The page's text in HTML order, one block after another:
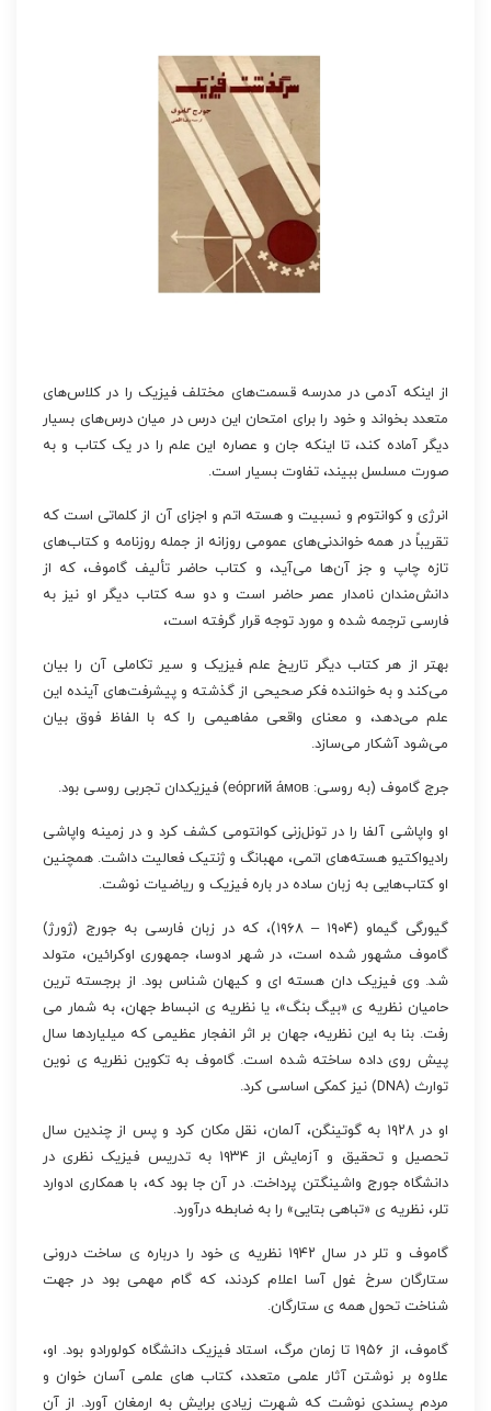
از اینکه آدمی در مدرسه قسمت‌های مختلف فیزیک را در کلاس‌های
متعدد بخواند و خود را برای امتحان این درس در میان درس‌های بسیار
دیگر آماده کند، تا اینکه جان و عصاره این علم را در یک کتاب و به
صورت مسلسل ببیند، تفاوت بسیار است.
انرژی و کوانتوم و نسبیت و هسته اتم و اجزای آن از کلماتی است که
تقریباً در همه خواندنی‌های عمومی روزانه از جمله روزنامه و کتاب‌های
تازه چاپ و جز آن‌ها می‌آید، و کتاب حاضر تألیف گاموف، که از
دانش‌مندان نامدار عصر حاضر است و دو سه کتاب دیگر او نیز به
فارسی ترجمه شده و مورد توجه قرار گرفته است،
بهتر از هر کتاب دیگر تاریخ علم فیزیک و سیر تکاملی آن را بیان
می‌کند و به خواننده فکر صحیحی از گذشته و پیشرفت‌های آینده این
علم می‌دهد، و معنای واقعی مفاهیمی را که با الفاظ فوق بیان
می‌شود آشکار می‌سازد.
جرج گاموف (به روسی: ео́ргий а́мов) فیزیکدان تجربی روسی بود.
او واپاشی آلفا را در تونل‌زنی کوانتومی کشف کرد و در زمینه واپاشی
رادیواکتیو هسته‌های اتمی، مهبانگ و ژنتیک فعالیت داشت. همچنین
او کتاب‌هایی به زبان ساده در باره فیزیک و ریاضیات نوشت.
گیورگی گیماو (۱۹۰۴ – ۱۹۶۸)، که در زبان فارسی به جورج (ژورژ)
گاموف مشهور شده است، در شهر ادوسا، جمهوری اوکرائین، متولد
شد. وی فیزیک دان هسته ای و کیهان شناس بود. از برجسته ترین
حامیان نظریه ی «بیگ بنگ»، یا نظریه ی انبساط جهان، به شمار می
رفت. بنا به این نظریه، جهان بر اثر انفجار عظیمی که میلیاردها سال
پیش روی داده ساخته شده است. گاموف به تکوین نظریه ی نوین
توارث (DNA) نیز کمکی اساسی کرد.
او در ۱۹۲۸ به گوتینگن، آلمان، نقل مکان کرد و پس از چندین سال
تحصیل و تحقیق و آزمایش از ۱۹۳۴ به تدریس فیزیک نظری در
دانشگاه جورج واشینگتن پرداخت. در آن جا بود که، با همکاری ادوارد
تلر، نظریه ی «تباهی بتایی» را به ضابطه درآورد.
گاموف و تلر در سال ۱۹۴۲ نظریه ی خود را درباره ی ساخت درونی
ستارگان سرخ غول آسا اعلام کردند، که گام مهمی بود در جهت
شناخت تحول همه ی ستارگان.
گاموف، از ۱۹۵۶ تا زمان مرگ، استاد فیزیک دانشگاه کولورادو بود. او،
علاوه بر نوشتن آثار علمی متعدد، کتاب های علمی آسان خوان و
مردم پسندی نوشت که شهرت زیادی برایش به ارمغان آورد. از آن